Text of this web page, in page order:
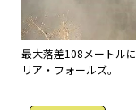
最大落差108メートル
リア・フォールズ。